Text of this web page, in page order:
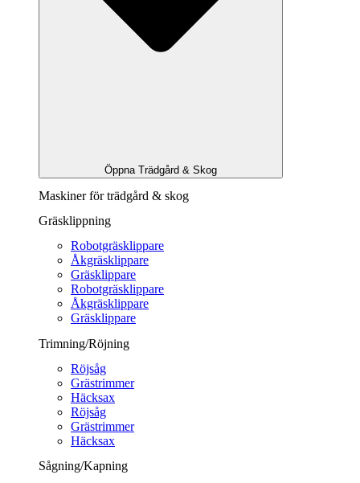
Öppna Trädgård & Skog
Maskiner för trädgård & skog
Gräsklippning
Robotgräsklippare
Åkgräsklippare
Gräsklippare
Robotgräsklippare
Åkgräsklippare
Gräsklippare
Trimning/Röjning
Röjsåg
Grästrimmer
Häcksax
Röjsåg
Grästrimmer
Häcksax
Sågning/Kapning